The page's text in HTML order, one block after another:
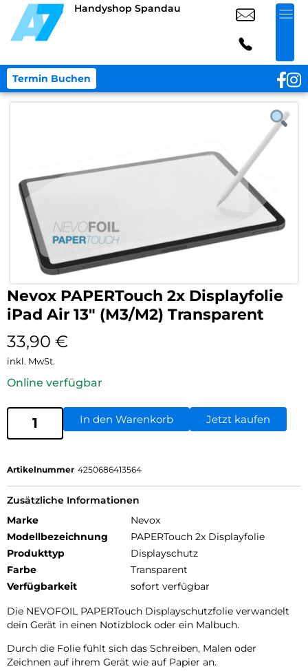
Handyshop Spandau
Termin Buchen
Nevox PAPERTouch 2x Displayfolie
iPad Air 13″ (M3/M2) Transparent
33,90 €
inkl. MwSt.
Online verfügbar
In den Warenkorb Jetzt kaufen
Artikelnummer 4250686413564
Zusätzliche Informationen
Marke
Nevox
Modellbezeichnung
PAPERTouch 2x Displayfolie
Produkttyp
Displayschutz
Farbe
Transparent
Verfügbarkeit
sofort verfügbar
Die NEVOFOIL PAPERTouch Displayschutzfolie verwandelt
dein Gerät in einen Notizblock oder ein Malbuch.
Durch die Folie fühlt sich das Schreiben, Malen oder
Zeichnen auf ihrem Gerät wie auf Papier an.